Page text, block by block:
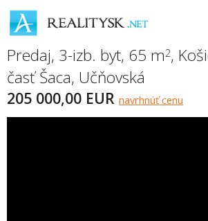
Predaj, 3-izb. byt, 65 m2,
časť Šaca, Učňovská
205 000,00 EUR navrhnúť cenu